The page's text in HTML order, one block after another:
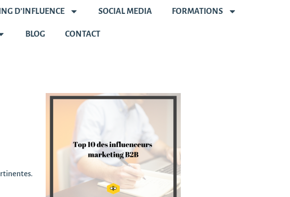
D’INFLUENCE SOCIAL MEDIA FORMATIONS
BLOG CONTACT